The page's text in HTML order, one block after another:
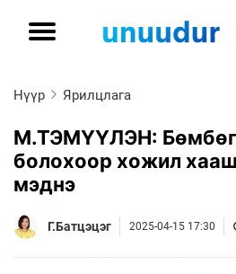
Нүүр Ярилцлага
М.ТЭМҮҮЛЭН: Бөмбөг
болохоор хожил
мэднэ
Г.Батцэцэг 2025-04-15 17:30